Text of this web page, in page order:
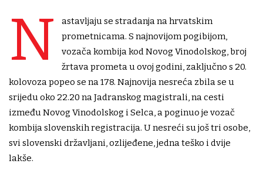
N
astavljaju se stradanja na hrvatskim
prometnicama. S najnovijom pogibijom,
vozača kombija kod Novog Vinodolskog, broj
žrtava prometa u ovoj godini, zaključno s 20.
kolovoza popeo se na 178. Najnovija nesreća zbila se u
srijedu oko 22.20 na Jadranskog magistrali, na cesti
između Novog Vinodolskog i Selca, a poginuo je vozač
kombija slovenskih registracija. U nesreći su još tri osobe,
svi slovenski državljani, ozlijeđene, jedna teško i dvije
lakše.